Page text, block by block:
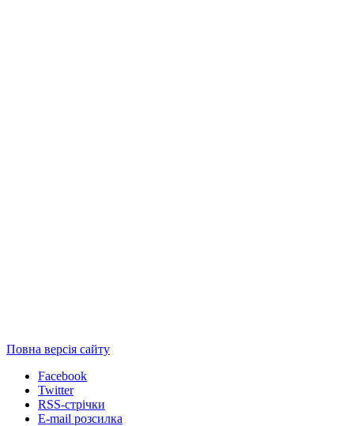
Повна версія сайту
Facebook
Twitter
RSS-стрічки
E-mail розсилка